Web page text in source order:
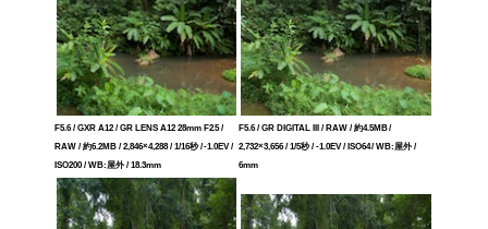
F5.6 / GXR A12 / GR LENS A12 28mm F2.5 /
RAW / 約6.2MB / 2,846×4,288 / 1/16秒 / -1.0EV /
ISO200 / WB:屋外 / 18.3mm
F5.6 / GR DIGITAL III / RAW / 約4.5MB /
2,732×3,656 / 1/5秒 / -1.0EV / ISO64 / WB:屋外 /
6mm